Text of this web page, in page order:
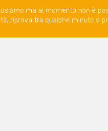
ma al momento non è
riprova tra qualche minuto o